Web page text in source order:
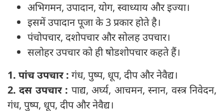
अभिगमन, उपादान, योग, स्वाध्याय और इज्या।
इसमें उपादान पूजा के 3 प्रकार होते है।
पंचोपचार, दशोपचार और सोलह उपचार।
सलोहर उपचार को ही षोडशोपचार कहते हैं।
1. पांच उपचार : गंध, पुष्प, धूप, दीप और नेवैद्य।
2. दस उपचार : पाद्य, अर्घ्य, आचमन, स्नान, वस्त्र निवेदन,
गंध, पुष्प, धूप, दीप और नेवैद्य।